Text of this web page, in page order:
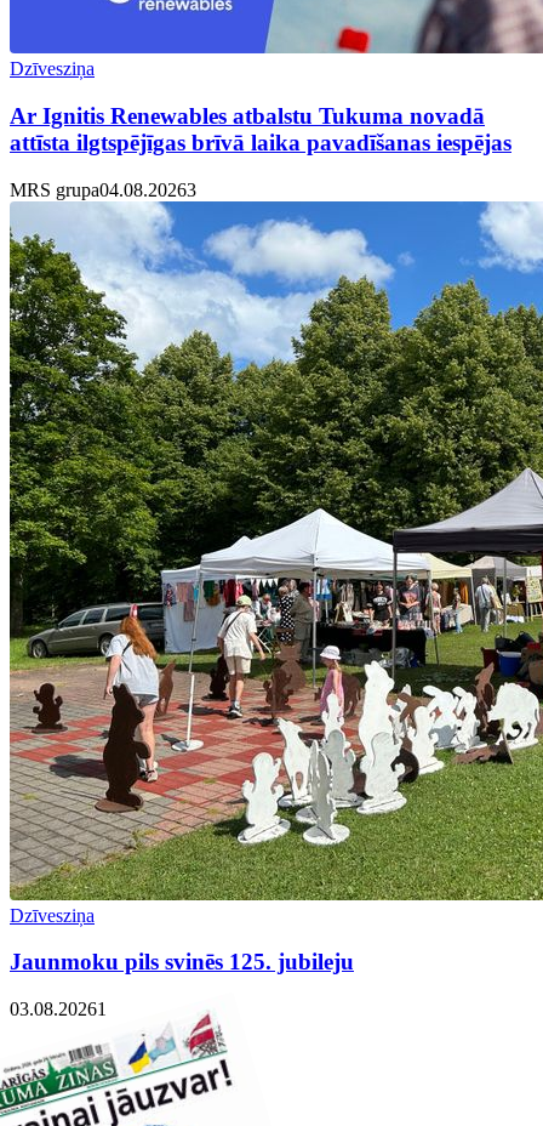
Dzīvesziņa
Ar Ignitis Renewables atbalstu Tukuma novadā
attīsta ilgtspējīgas brīvā laika pavadīšanas iespējas
MRS grupa04.08.20263
Dzīvesziņa
Jaunmoku pils svinēs 125. jubileju
03.08.20261